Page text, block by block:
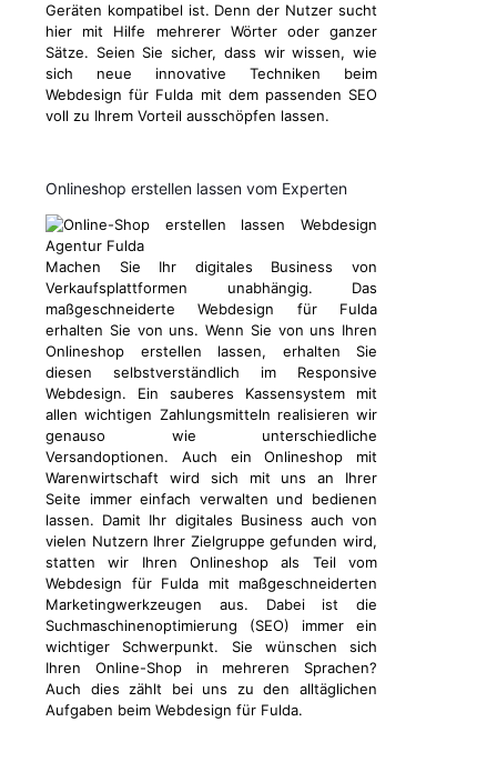
Geräten kompatibel ist. Denn der Nutzer sucht
hier mit Hilfe mehrerer Wörter oder ganzer
Sätze. Seien Sie sicher, dass wir wissen, wie
sich neue innovative Techniken beim
Webdesign für Fulda mit dem passenden SEO
voll zu Ihrem Vorteil ausschöpfen lassen.
Onlineshop erstellen lassen vom Experten
Machen Sie Ihr digitales Business von
Verkaufsplattformen unabhängig. Das
maßgeschneiderte Webdesign für Fulda
erhalten Sie von uns. Wenn Sie von uns Ihren
Onlineshop erstellen lassen, erhalten Sie
diesen selbstverständlich im Responsive
Webdesign. Ein sauberes Kassensystem mit
allen wichtigen Zahlungsmitteln realisieren wir
genauso wie unterschiedliche
Versandoptionen. Auch ein Onlineshop mit
Warenwirtschaft wird sich mit uns an Ihrer
Seite immer einfach verwalten und bedienen
lassen. Damit Ihr digitales Business auch von
vielen Nutzern Ihrer Zielgruppe gefunden wird,
statten wir Ihren Onlineshop als Teil vom
Webdesign für Fulda mit maßgeschneiderten
Marketingwerkzeugen aus. Dabei ist die
Suchmaschinenoptimierung (SEO) immer ein
wichtiger Schwerpunkt. Sie wünschen sich
Ihren Online-Shop in mehreren Sprachen?
Auch dies zählt bei uns zu den alltäglichen
Aufgaben beim Webdesign für Fulda.